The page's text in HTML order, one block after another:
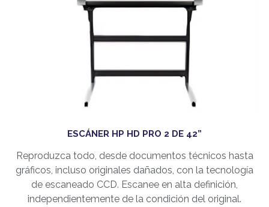
ESCÁNER HP HD PRO 2 DE 42”
Reproduzca todo, desde documentos técnicos hasta
gráficos, incluso originales dañados, con la tecnología
de escaneado CCD. Escanee en alta definición,
independientemente de la condición del original.